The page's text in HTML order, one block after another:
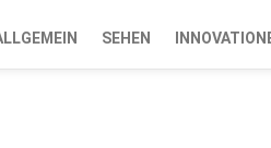
SEHEN